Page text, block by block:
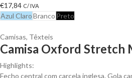
€17,84 C/ IVA
Azul ClaroBranco Preto
Camisas, Têxteis
Camisa Oxford Stretch
Highlights:
Fecho central com carcela inglesa. Gola